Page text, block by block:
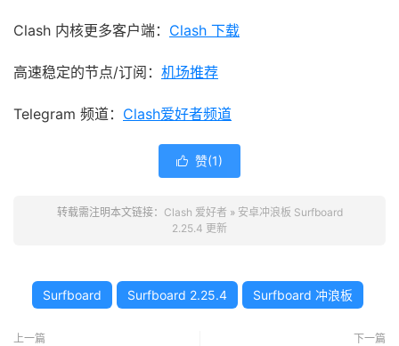
Clash 内核更多客户端： Clash 下载
高速稳定的节点/订阅： 机场推荐
Telegram 频道： Clash爱好者频道
 赞(1)
转载需注明本文链接： Clash 爱好者 » 安卓冲浪板 Surfboard
2.25.4 更新
Surfboard Surfboard 2.25.4 Surfboard 冲浪板
上一篇 下一篇